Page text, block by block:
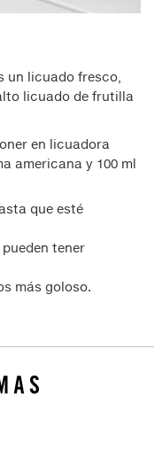
un licuado fresco,
licuado de frutilla
en licuadora
americana y 100 ml
que esté
tener
más goloso.